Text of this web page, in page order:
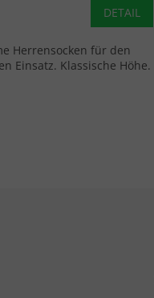
DETAIL
Herrensocken für den
Einsatz. Klassische Höhe.